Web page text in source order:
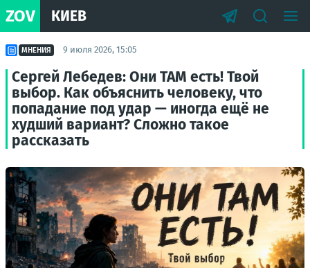
ZOV КИЕВ
МНЕНИЯ 9 июля 2026, 15:05
Сергей Лебедев: Они ТАМ есть! Твой
выбор. Как объяснить человеку, что
попадание под удар — иногда ещё не
худший вариант? Сложно такое
рассказать